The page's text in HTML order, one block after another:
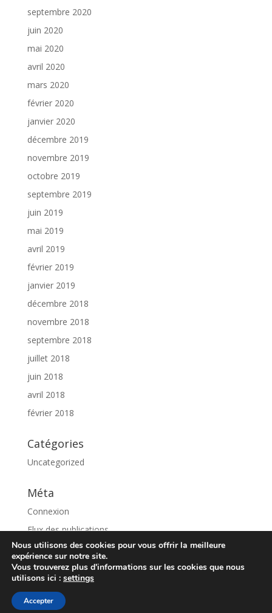
septembre 2020
juin 2020
mai 2020
avril 2020
mars 2020
février 2020
janvier 2020
décembre 2019
novembre 2019
octobre 2019
septembre 2019
juin 2019
mai 2019
avril 2019
février 2019
janvier 2019
décembre 2018
novembre 2018
septembre 2018
juillet 2018
juin 2018
avril 2018
février 2018
Catégories
Uncategorized
Méta
Connexion
Flux des publications
Flux des commentaires
Site de WordPress-FR
Nous utilisons des cookies pour vous offrir la meilleure
expérience sur notre site.
Vous trouverez plus d'informations sur les cookies que nous
utilisons ici : settings
Accepter